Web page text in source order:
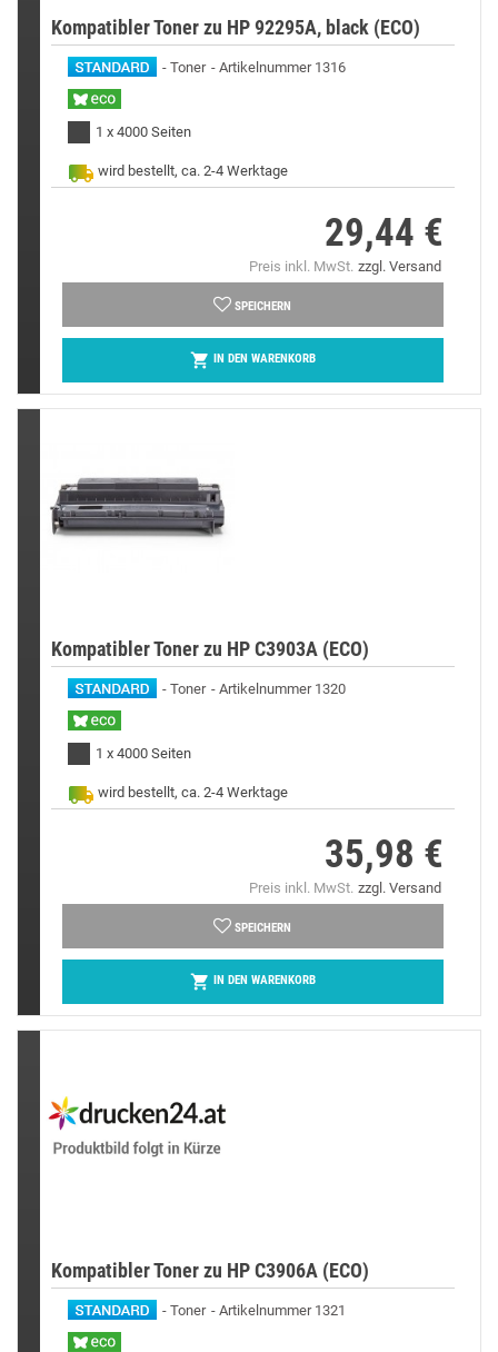
Kompatibler Toner zu HP 92295A, black (ECO)
Toner Artikelnummer 1316
1 x 4000 Seiten
wird bestellt, ca. 2-4 Werktage
29,44 €
Preis inkl. MwSt. zzgl. Versand
SPEICHERN
 IN DEN WARENKORB
Kompatibler Toner zu HP C3903A (ECO)
Toner Artikelnummer 1320
1 x 4000 Seiten
wird bestellt, ca. 2-4 Werktage
35,98 €
Preis inkl. MwSt. zzgl. Versand
SPEICHERN
 IN DEN WARENKORB
Kompatibler Toner zu HP C3906A (ECO)
Toner Artikelnummer 1321